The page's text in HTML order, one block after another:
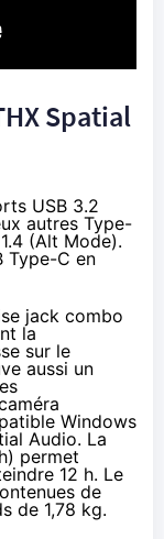
Spatial
USB 3.2
autres Type-
(Alt Mode).
Type-C en
jack combo
la
sur le
aussi un
Windows
Audio. La
permet
12 h. Le
de
de 1,78 kg.